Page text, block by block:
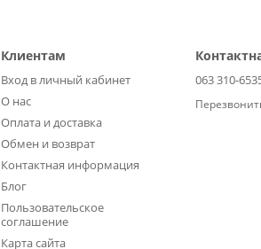
Клиентам
Вход в личный кабинет
О нас
Оплата и доставка
Обмен и возврат
Контактная информация
Блог
Пользовательское
соглашение
Карта сайта
063 310-